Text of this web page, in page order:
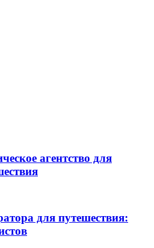
агентство для
для путешествия: